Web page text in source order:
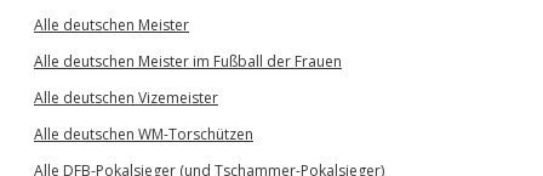
Alle deutschen Meister
Alle deutschen Meister im Fußball der Frauen
Alle deutschen Vizemeister
Alle deutschen WM-Torschützen
Alle DFB-Pokalsieger (und Tschammer-Pokalsieger)